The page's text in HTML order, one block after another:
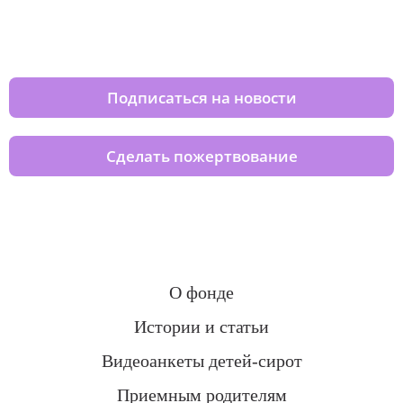
Подписаться на новости
Сделать пожертвование
О фонде
Истории и статьи
Видеоанкеты детей-сирот
Приемным родителям